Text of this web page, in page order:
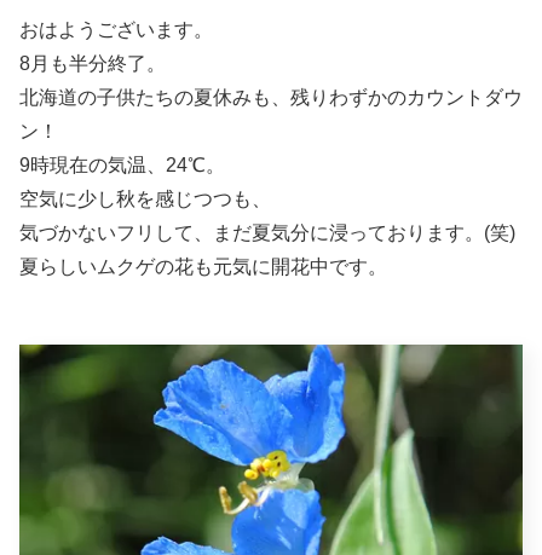
おはようございます。
8月も半分終了。
北海道の子供たちの夏休みも、残りわずかのカウントダウ
ン！
9時現在の気温、24℃。
空気に少し秋を感じつつも、
気づかないフリして、まだ夏気分に浸っております。(笑)
夏らしいムクゲの花も元気に開花中です。